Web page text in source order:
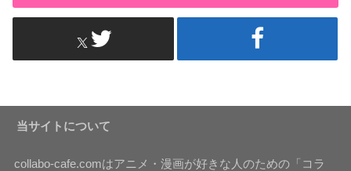
当サイトについて
collabo-cafe.comはアニメ・漫画が好きな人のための「コラ